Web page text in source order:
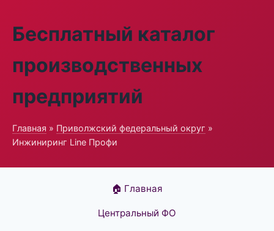
Бесплатный каталог
производственных
предприятий
Главная » Приволжский федеральный округ »
Инжиниринг Line Профи
🏠 Главная
Центральный ФО